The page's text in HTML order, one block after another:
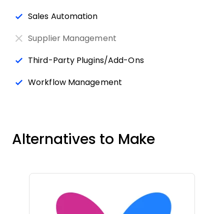
Sales Automation
Supplier Management
Third-Party Plugins/Add-Ons
Workflow Management
Alternatives to Make